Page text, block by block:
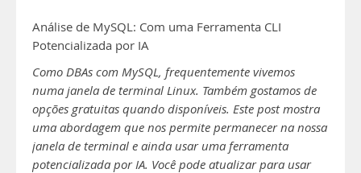
Análise de MySQL: Com uma Ferramenta CLI
Potencializada por IA
Como DBAs com MySQL, frequentemente vivemos
numa janela de terminal Linux. Também gostamos de
opções gratuitas quando disponíveis. Este post mostra
uma abordagem que nos permite permanecer na nossa
janela de terminal e ainda usar uma ferramenta
potencializada por IA. Você pode atualizar para usar